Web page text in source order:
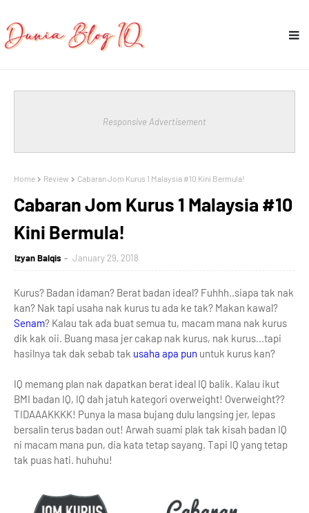
Responsive Advertisement
Home Review Cabaran Jom Kurus 1 Malaysia #10 Kini Bermula!
Cabaran Jom Kurus 1 Malaysia #10
Kini Bermula!
Izyan Balqis January 29, 2018
Kurus? Badan idaman? Berat badan ideal? Fuhhh..siapa tak nak
kan? Nak tapi usaha nak kurus tu ada ke tak? Makan kawal?
Senam? Kalau tak ada buat semua tu, macam mana nak kurus
dik kak oii. Buang masa jer cakap nak kurus, nak kurus...tapi
hasilnya tak dak sebab tak usaha apa pun untuk kurus kan?
IQ memang plan nak dapatkan berat ideal IQ balik. Kalau ikut
BMI badan IQ, IQ dah jatuh kategori overweight! Overweight??
TIDAAAKKKK! Punya la masa bujang dulu langsing jer, lepas
bersalin terus badan out! Arwah suami plak tak kisah badan IQ
ni macam mana pun, dia kata tetap sayang. Tapi IQ yang tetap
tak puas hati. huhuhu!